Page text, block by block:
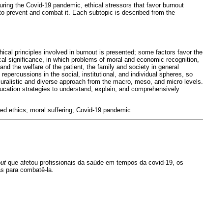
the Covid-19 pandemic, ethical stressors that favor burnout
prevent and combat it. Each subtopic is described from the
principles involved in burnout is presented; some factors favor the
significance, in which problems of moral and economic recognition,
the welfare of the patient, the family and society in general
in the social, institutional, and individual spheres, so
and diverse approach from the macro, meso, and micro levels.
strategies to understand, explain, and comprehensively
ethics; moral suffering; Covid-19 pandemic
que afetou profissionais da saúde em tempos da covid-19, os
para combatê-la.